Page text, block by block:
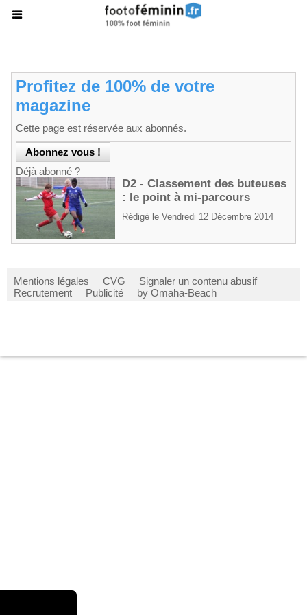
Profitez de 100% de votre
magazine
Cette page est réservée aux abonnés.
Déjà abonné ?
D2 - Classement des buteuses
: le point à mi-parcours
Rédigé le Vendredi 12 Décembre 2014
Mentions légales CVG
Signaler un contenu abusif
Recrutement
Publicité by Omaha-Beach